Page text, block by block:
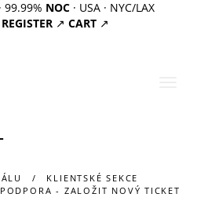
· 99.99% NOC · USA · NYC/LAX
REGISTER ↗ CART ↗
KLIENTSKÉ SEKCE
PODPORA - ZALOŽIT NOVÝ TICKET